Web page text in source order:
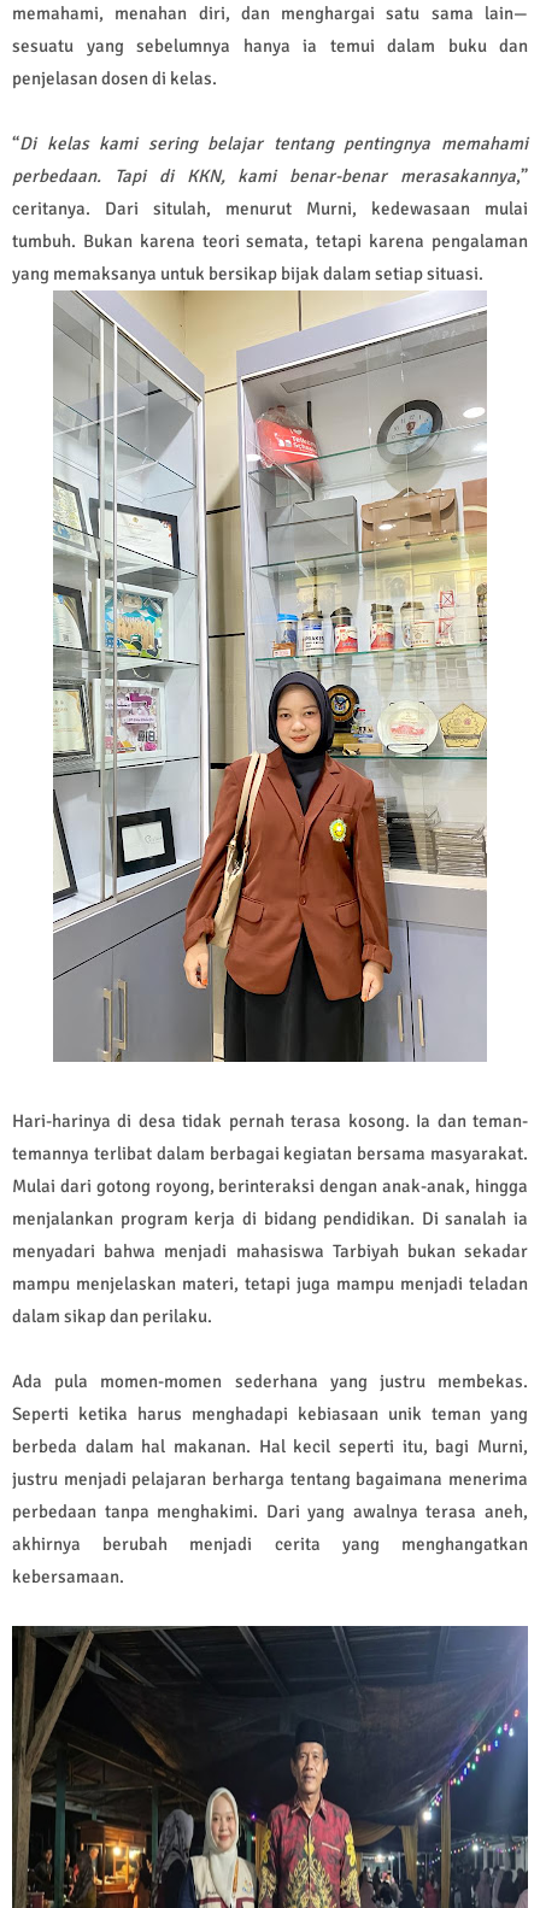
memahami, menahan diri, dan menghargai satu sama lain—
sesuatu yang sebelumnya hanya ia temui dalam buku dan
penjelasan dosen di kelas.
“Di kelas kami sering belajar tentang pentingnya memahami
perbedaan. Tapi di KKN, kami benar-benar merasakannya,”
ceritanya. Dari situlah, menurut Murni, kedewasaan mulai
tumbuh. Bukan karena teori semata, tetapi karena pengalaman
yang memaksanya untuk bersikap bijak dalam setiap situasi.
Hari-harinya di desa tidak pernah terasa kosong. Ia dan teman-
temannya terlibat dalam berbagai kegiatan bersama masyarakat.
Mulai dari gotong royong, berinteraksi dengan anak-anak, hingga
menjalankan program kerja di bidang pendidikan. Di sanalah ia
menyadari bahwa menjadi mahasiswa Tarbiyah bukan sekadar
mampu menjelaskan materi, tetapi juga mampu menjadi teladan
dalam sikap dan perilaku.
Ada pula momen-momen sederhana yang justru membekas.
Seperti ketika harus menghadapi kebiasaan unik teman yang
berbeda dalam hal makanan. Hal kecil seperti itu, bagi Murni,
justru menjadi pelajaran berharga tentang bagaimana menerima
perbedaan tanpa menghakimi. Dari yang awalnya terasa aneh,
akhirnya berubah menjadi cerita yang menghangatkan
kebersamaan.